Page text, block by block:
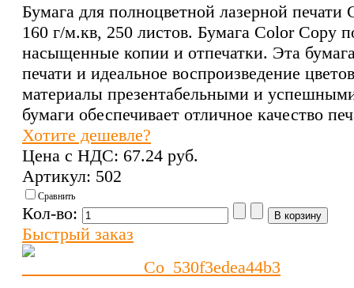
Бумага для полноцветной лазерной
160 г/м.кв, 250 листов. Бумага Color Copy
насыщенные копии и отпечатки. Эта
печати и идеальное воспроизведение
материалы презентабельными и
бумаги обеспечивает отличное качество
Хотите дешевле?
Цена с НДС: 67.24 pуб.
Артикул: 502
Сравнить
Кол-во:
Быстрый заказ